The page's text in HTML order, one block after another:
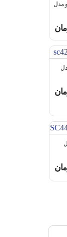
مدل